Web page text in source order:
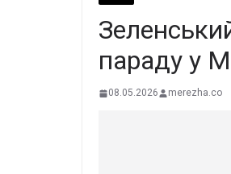
параду у
08.05.2026 merezha.co